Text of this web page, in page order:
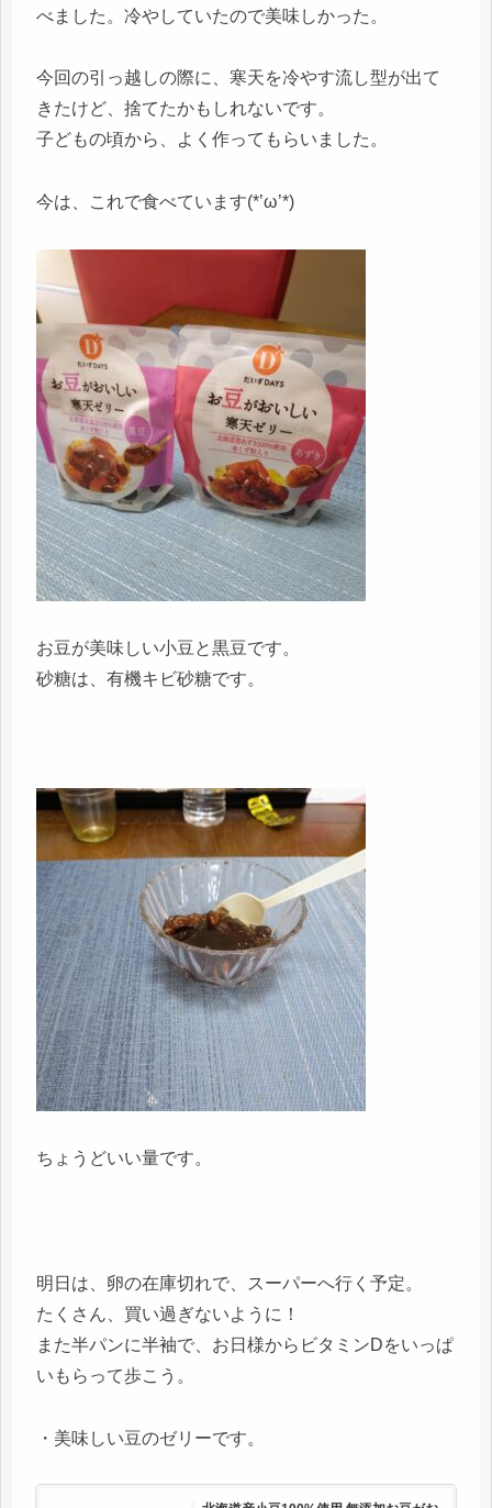
べました。冷やしていたので美味しかった。
今回の引っ越しの際に、寒天を冷やす流し型が出て
きたけど、捨てたかもしれないです。
子どもの頃から、よく作ってもらいました。
今は、これで食べています(*’ω’*)
お豆が美味しい小豆と黒豆です。
砂糖は、有機キビ砂糖です。
ちょうどいい量です。
明日は、卵の在庫切れで、スーパーへ行く予定。
たくさん、買い過ぎないように！
また半パンに半袖で、お日様からビタミンDをいっぱ
いもらって歩こう。
・美味しい豆のゼリーです。